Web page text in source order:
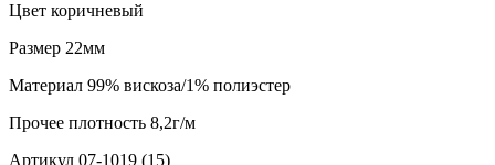
Цвет коричневый
Размер 22мм
Материал 99% вискоза/1% полиэстер
Прочее плотность 8,2г/м
Артикул 07-1019 (15)